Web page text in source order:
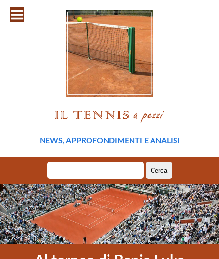
NEWS, APPROFONDIMENTI E ANALISI
per: